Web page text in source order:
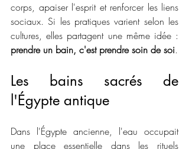
corps, apaiser l'esprit et renforcer les liens
sociaux. Si les pratiques varient selon les
prendre un bain, c'est prendre soin de soi.
Les bains sacrés de
l'Égypte antique
Dans l'Égypte ancienne, l'eau occupait
une place essentielle dans les rituels